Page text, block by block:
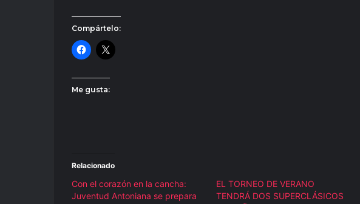
Compártelo:
Me gusta:
Relacionado
Con el corazón en la cancha:
Juventud Antoniana se prepara
EL TORNEO DE VERANO
TENDRÁ DOS SUPERCLÁSICOS